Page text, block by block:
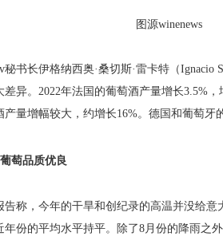
图源winenews
长伊格纳西奥·桑切斯·雷卡特（Ignacio
异。2022年法国的葡萄酒产量增长3.5%
量增幅较大，约增长16%。德国和葡萄牙
萄品质优良
，今年的干旱和创纪录的高温并没给意
份的平均水平持平。除了8月份的降雨之